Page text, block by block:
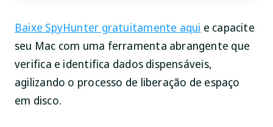
Baixe SpyHunter gratuitamente aqui e capacite
seu Mac com uma ferramenta abrangente que
verifica e identifica dados dispensáveis,
agilizando o processo de liberação de espaço
em disco.